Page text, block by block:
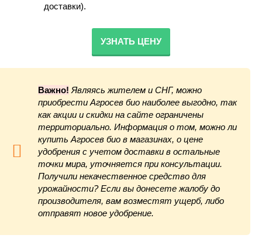
доставки).
УЗНАТЬ ЦЕНУ
Важно! Являясь жителем и СНГ, можно
приобрести Агросев био наиболее выгодно, так
как акции и скидки на сайте ограничены
территориально. Информация о том, можно ли
купить Агросев био в магазинах, о цене
удобрения с учетом доставки в остальные
точки мира, уточняется при консультации.
Получили некачественное средство для
урожайности? Если вы донесете жалобу до
производителя, вам возместят ущерб, либо
отправят новое удобрение.